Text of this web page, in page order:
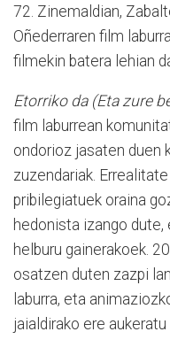
72. Zinemaldian,
Oñederraren film
filmekin batera lehian
Etorriko da (Eta zure
film laburrean
ondorioz jasaten duen
zuzendariak.
pribilegiatuek oraina
hedonista izango
helburu gainerakoek.
osatzen duten zazpi
laburra, eta
jaialdirako ere